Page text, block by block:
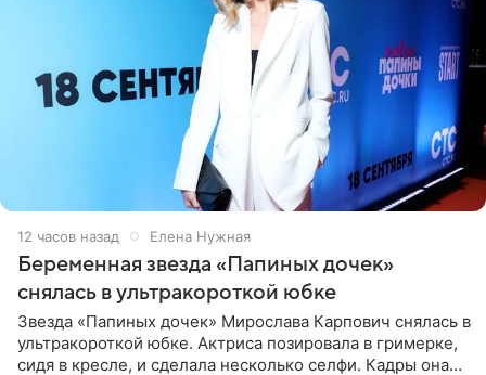
12 часов назад Елена Нужная
Беременная звезда «Папиных дочек»
снялась в ультракороткой юбке
Звезда «Папиных дочек» Мирослава Карпович снялась в
ультракороткой юбке. Актриса позировала в гримерке,
сидя в кресле, и сделала несколько селфи. Кадры она